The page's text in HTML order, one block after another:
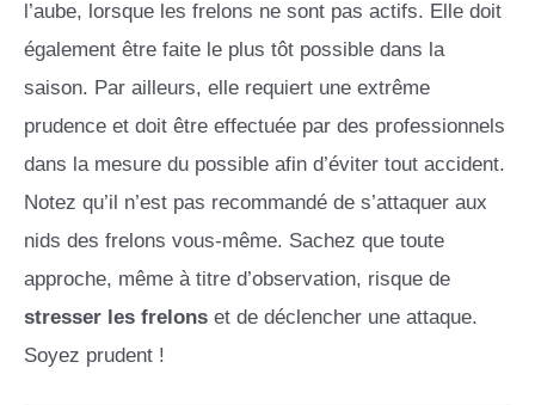
l’aube, lorsque les frelons ne sont pas actifs. Elle doit
également être faite le plus tôt possible dans la
saison. Par ailleurs, elle requiert une extrême
prudence et doit être effectuée par des professionnels
dans la mesure du possible afin d’éviter tout accident.
Notez qu’il n’est pas recommandé de s’attaquer aux
nids des frelons vous-même. Sachez que toute
approche, même à titre d’observation, risque de
stresser les frelons et de déclencher une attaque.
Soyez prudent !